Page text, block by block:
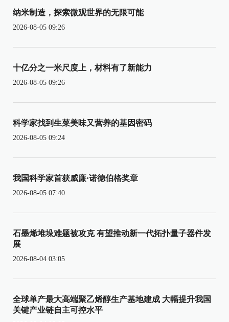
纳米制造，探索微观世界的无限可能
2026-08-05 09:26
十亿分之一米尺度上，材料有了新能力
2026-08-05 09:26
科学家找到生菜美味又营养的基因密码
2026-08-05 09:24
我国科学家首获威廉·诺德伯格奖章
2026-08-05 07:40
石墨烯堆垛难题被攻克 有望推动新一代拓扑量子器件发
展
2026-08-04 03:05
全球单产最大高端聚乙烯醇生产基地建成 大幅提升我国
关键产业链自主可控水平